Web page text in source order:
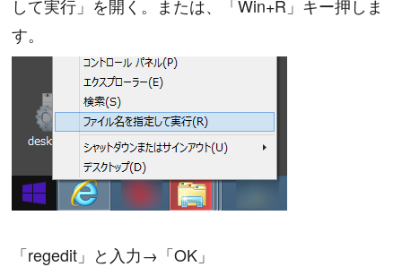
して実行」を開く。または、「Win+R」キー押しま
す。
「regedit」と入力→「OK」